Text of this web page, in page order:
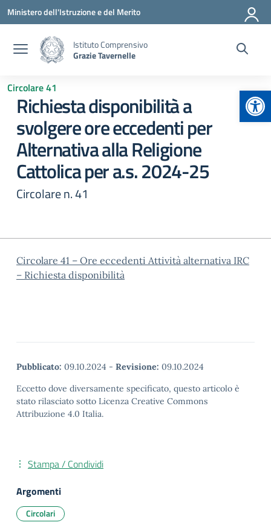
Vai ai contenuti
Vai al menu di navigazione
Vai al footer
Ministero dell'Istruzione e del Merito
Istituto Comprensivo
Grazie Tavernelle
Circolare 41
Richiesta disponibilità a
svolgere ore eccedenti per
Alternativa alla Religione
Cattolica per a.s. 2024-25
Circolare n. 41
Circolare 41 – Ore eccedenti Attività alternativa IRC
– Richiesta disponibilità
Pubblicato: 09.10.2024 - Revisione: 09.10.2024
Eccetto dove diversamente specificato, questo articolo è
stato rilasciato sotto Licenza Creative Commons
Attribuzione 4.0 Italia.
Stampa / Condividi
Argomenti
Circolari